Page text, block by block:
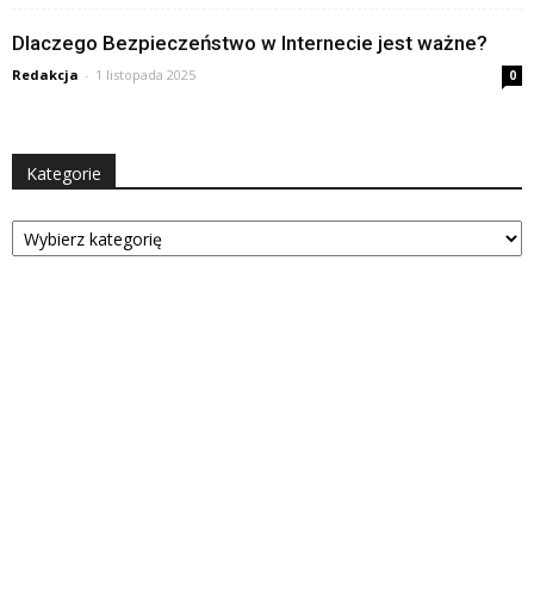
Dlaczego Bezpieczeństwo w Internecie jest ważne?
Redakcja - 1 listopada 2025 0
Kategorie
Kategorie